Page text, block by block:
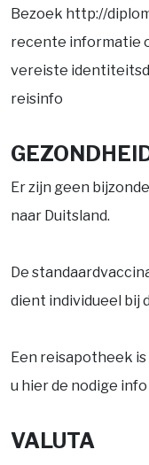
Bezoek http://
recente informatie
vereiste
reisinfo
Er zijn geen
naar Duitsland.
De
dient individueel bij
Een reisapotheek
u hier de nodige
VALUTA